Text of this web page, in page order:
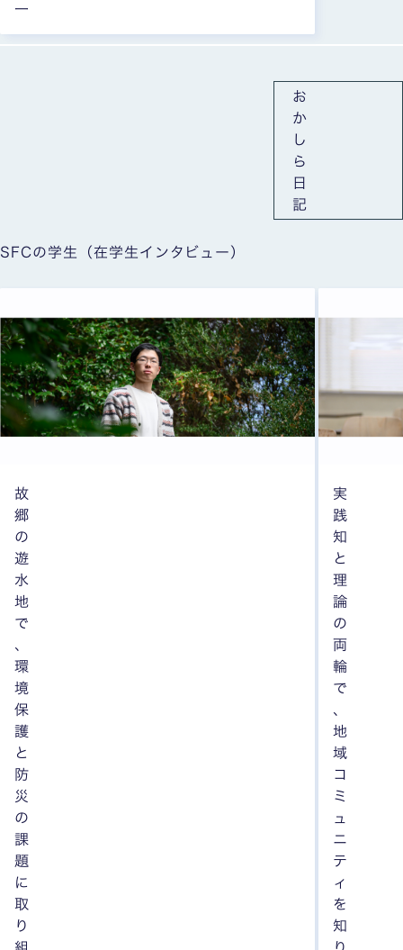
一
お
か
し
ら
日
記
SFCの学生（在学生インタビュー）
故
郷
の
遊
水
地
で
、
環
境
保
護
と
防
災
の
課
題
に
取
り
実
践
知
と
理
論
の
両
輪
で
、
地
域
コ
ミ
ュ
ニ
テ
ィ
を
知